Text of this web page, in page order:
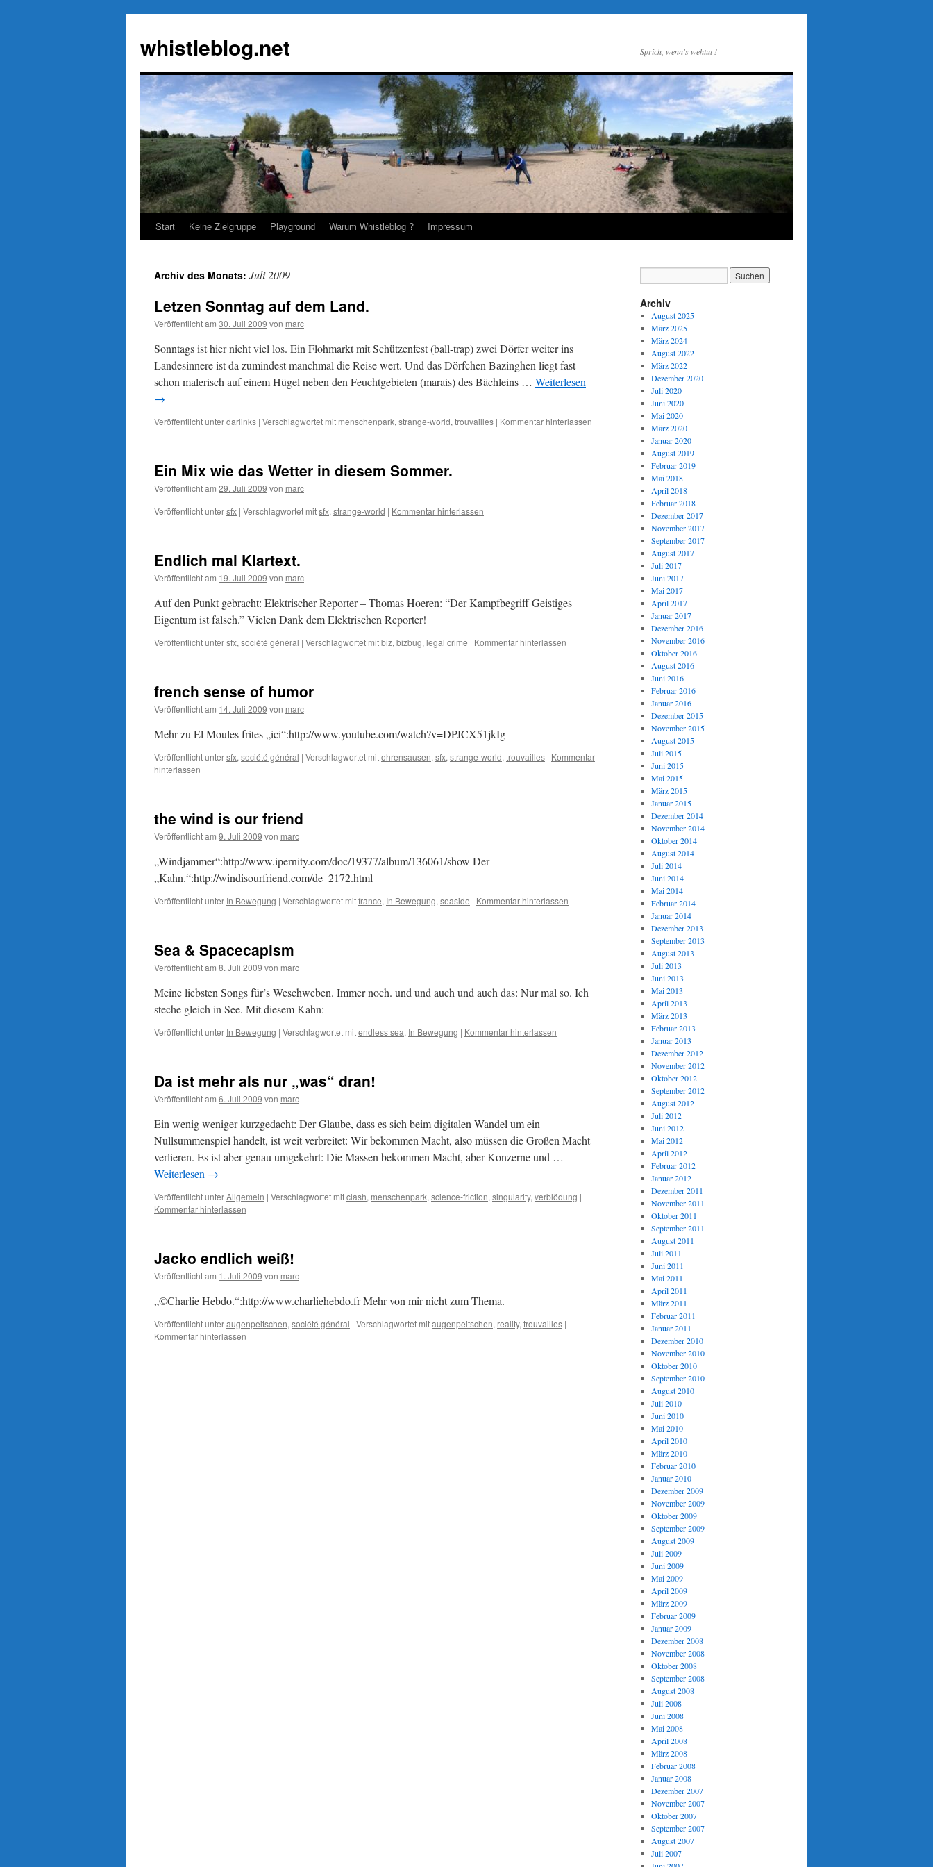
springen
whistleblog.net Sprich, wenn's wehtut !
Start Keine Zielgruppe Playground Warum Whistleblog ? Impressum
Archiv des Monats: Juli 2009
Letzen Sonntag auf dem Land.
Veröffentlicht am 30. Juli 2009 von marc
Sonntags ist hier nicht viel los. Ein Flohmarkt mit Schützenfest (ball-trap) zwei Dörfer weiter ins
Landesinnere ist da zumindest manchmal die Reise wert. Und das Dörfchen Bazinghen liegt fast
schon malerisch auf einem Hügel neben den Feuchtgebieten (marais) des Bächleins … Weiterlesen
→
Veröffentlicht unterdarlinks | Verschlagwortet mit menschenpark, strange-world, trouvailles | Kommentar hinterlassen
Ein Mix wie das Wetter in diesem Sommer.
Veröffentlicht am 29. Juli 2009 von marc
Veröffentlicht untersfx | Verschlagwortet mitsfx, strange-world | Kommentar hinterlassen
Endlich mal Klartext.
Veröffentlicht am 19. Juli 2009 von marc
Auf den Punkt gebracht: Elektrischer Reporter – Thomas Hoeren: “Der Kampfbegriff Geistiges
Eigentum ist falsch.” Vielen Dank dem Elektrischen Reporter!
Veröffentlicht untersfx, société général | Verschlagwortet mitbiz, bizbug, legal crime | Kommentar hinterlassen
french sense of humor
Veröffentlicht am 14. Juli 2009 von marc
Mehr zu El Moules frites „ici“:http://www.youtube.com/watch?v=DPJCX51jkIg
Veröffentlicht untersfx, société général | Verschlagwortet mitohrensausen, sfx, strange-world, trouvailles | Kommentar
hinterlassen
the wind is our friend
Veröffentlicht am 9. Juli 2009 von marc
„Windjammer“:http://www.ipernity.com/doc/19377/album/136061/show Der
„Kahn.“:http://windisourfriend.com/de_2172.html
Veröffentlicht unter In Bewegung | Verschlagwortet mitfrance, In Bewegung, seaside | Kommentar hinterlassen
Sea & Spacecapism
Veröffentlicht am 8. Juli 2009 von marc
Meine liebsten Songs für’s Weschweben. Immer noch. und und auch und auch das: Nur mal so. Ich
steche gleich in See. Mit diesem Kahn:
Veröffentlicht unter In Bewegung | Verschlagwortet mitendless sea, In Bewegung | Kommentar hinterlassen
Da ist mehr als nur „was“ dran!
Veröffentlicht am 6. Juli 2009 von marc
Ein wenig weniger kurzgedacht: Der Glaube, dass es sich beim digitalen Wandel um ein
Nullsummenspiel handelt, ist weit verbreitet: Wir bekommen Macht, also müssen die Großen Macht
verlieren. Es ist aber genau umgekehrt: Die Massen bekommen Macht, aber Konzerne und …
Weiterlesen →
Veröffentlicht unterAllgemein | Verschlagwortet mitclash, menschenpark, science-friction, singularity, verblödung |
Kommentar hinterlassen
Jacko endlich weiß!
Veröffentlicht am 1. Juli 2009 von marc
„©Charlie Hebdo.“:http://www.charliehebdo.fr Mehr von mir nicht zum Thema.
Veröffentlicht unteraugenpeitschen, société général | Verschlagwortet mitaugenpeitschen, reality, trouvailles |
Kommentar hinterlassen
Archiv
August 2025
März 2025
März 2024
August 2022
März 2022
Dezember 2020
Juli 2020
Juni 2020
Mai 2020
März 2020
Januar 2020
August 2019
Februar 2019
Mai 2018
April 2018
Februar 2018
Dezember 2017
November 2017
September 2017
August 2017
Juli 2017
Juni 2017
Mai 2017
April 2017
Januar 2017
Dezember 2016
November 2016
Oktober 2016
August 2016
Juni 2016
Februar 2016
Januar 2016
Dezember 2015
November 2015
August 2015
Juli 2015
Juni 2015
Mai 2015
März 2015
Januar 2015
Dezember 2014
November 2014
Oktober 2014
August 2014
Juli 2014
Juni 2014
Mai 2014
Februar 2014
Januar 2014
Dezember 2013
September 2013
August 2013
Juli 2013
Juni 2013
Mai 2013
April 2013
März 2013
Februar 2013
Januar 2013
Dezember 2012
November 2012
Oktober 2012
September 2012
August 2012
Juli 2012
Juni 2012
Mai 2012
April 2012
Februar 2012
Januar 2012
Dezember 2011
November 2011
Oktober 2011
September 2011
August 2011
Juli 2011
Juni 2011
Mai 2011
April 2011
März 2011
Februar 2011
Januar 2011
Dezember 2010
November 2010
Oktober 2010
September 2010
August 2010
Juli 2010
Juni 2010
Mai 2010
April 2010
März 2010
Februar 2010
Januar 2010
Dezember 2009
November 2009
Oktober 2009
September 2009
August 2009
Juli 2009
Juni 2009
Mai 2009
April 2009
März 2009
Februar 2009
Januar 2009
Dezember 2008
November 2008
Oktober 2008
September 2008
August 2008
Juli 2008
Juni 2008
Mai 2008
April 2008
März 2008
Februar 2008
Januar 2008
Dezember 2007
November 2007
Oktober 2007
September 2007
August 2007
Juli 2007